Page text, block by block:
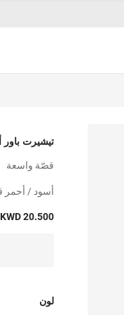
تيشيرت
قصّة واسعة
أسود / أحمر
KWD 20.500
لون